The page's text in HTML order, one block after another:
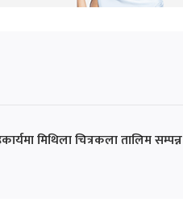
मिथिला चित्रकला तालिम सम्पन्न